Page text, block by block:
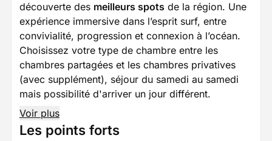
découverte des meilleurs spots de la région. Une
expérience immersive dans l’esprit surf, entre
convivialité, progression et connexion à l’océan.
Choisissez votre type de chambre entre les
chambres partagées et les chambres privatives
(avec supplément), séjour du samedi au samedi
mais possibilité d'arriver un jour différent.
Voir plus
Les points forts